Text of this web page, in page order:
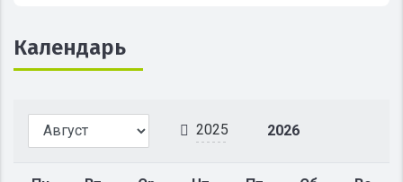
Календарь
2025 2026